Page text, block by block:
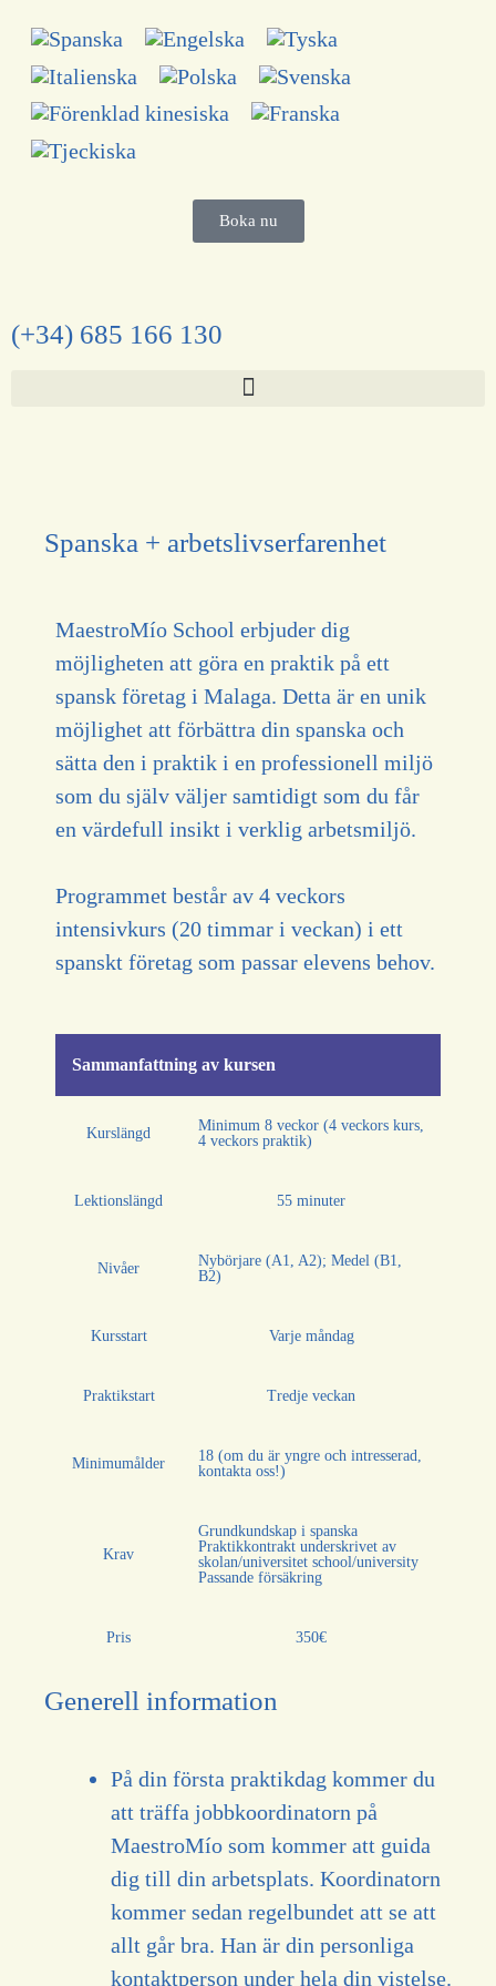
Boka nu
(+34) 685 166 130
Spanska + arbetslivserfarenhet
MaestroMío School erbjuder dig
möjligheten att göra en praktik på ett
spansk företag i Malaga. Detta är en unik
möjlighet att förbättra din spanska och
sätta den i praktik i en professionell miljö
som du själv väljer samtidigt som du får
en värdefull insikt i verklig arbetsmiljö.
Programmet består av 4 veckors
intensivkurs (20 timmar i veckan) i ett
spanskt företag som passar elevens behov.
Sammanfattning av kursen
Kurslängd
Minimum 8 veckor (4 veckors kurs,
4 veckors praktik)
Lektionslängd 55 minuter
Nivåer
Nybörjare (A1, A2); Medel (B1,
B2)
Kursstart Varje måndag
Praktikstart Tredje veckan
Minimumålder
18 (om du är yngre och intresserad,
kontakta oss!)
Krav
Grundkundskap i spanska
Praktikkontrakt underskrivet av
skolan/universitet school/university
Passande försäkring
Pris 350€
Generell information
På din första praktikdag kommer du
att träffa jobbkoordinatorn på
MaestroMío som kommer att guida
dig till din arbetsplats. Koordinatorn
kommer sedan regelbundet att se att
allt går bra. Han är din personliga
kontaktperson under hela din vistelse.